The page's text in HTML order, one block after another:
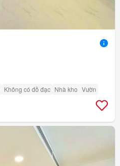
Không có đồ đạc Nhà kho Vườn